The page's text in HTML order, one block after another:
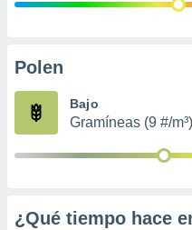
e
publicidad
Polen
Bajo
Gramíneas (9 #/m³)
¿Qué tiempo hace